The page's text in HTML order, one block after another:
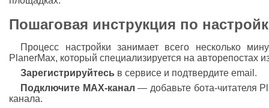
Пошаговая инструкция по
Процесс настройки занимает всего несколько
PlanerMax, который специализируется на авторепостах
Зарегистрируйтесь в сервисе и подтвердите email.
Подключите MAX-канал — добавьте бота-читателя
канала.